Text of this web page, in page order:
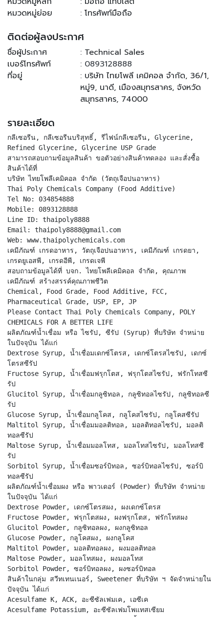
หมวดหมู่ย่อย
: โทรศัพท์มือถือ
ติดต่อผู้ลงประกาศ
ชื่อผู้ประกาศ
: Technical Sales
เบอร์โทรศัพท์
: 0893128888
ที่อยู่
: บริษัท ไทยโพลี เคมิคอล จำกัด, 36/1,
หมู่9, นาดี, เมืองสมุทรสาคร, จังหวัด
สมุทรสาคร, 74000
รายละเอียด
กลีเซอรีน, กลีเซอรีนบริสุทธิ์, รีไฟน์กลีเซอรีน, Glycerine,
Refined Glycerine, Glycerine USP Grade
สามารถสอบถามข้อมูลสินค้า ขอตัวอย่างสินค้าทดลอง และสั่งซื้อ
สินค้าได้ที่
บริษัท ไทยโพลีเคมิคอล จำกัด (วัตถุเจือปนอาหาร)
Thai Poly Chemicals Company (Food Additive)
Tel No: 034854888
Mobile: 0893128888
Line ID: thaipoly8888
Email: thaipoly8888@gmail.com
Web: www.thaipolychemicals.com
เคมีภัณฑ์ เกรดอาหาร, วัตถุเจือปนอาหาร, เคมีภัณฑ์ เกรดยา,
เกรดยูเอสพี, เกรดอีพี, เกรดเจพี
สอบถามข้อมูลได้ที่ บจก. ไทยโพลีเคมิคอล จำกัด, คุณภาพ
เคมีภัณฑ์ สร้างสรรค์คุณภาพชีวิต
Chemical, Food Grade, Food Additive, FCC,
Pharmaceutical Grade, USP, EP, JP
Please Contact Thai Poly Chemicals Company, POLY
CHEMICALS FOR A BETTER LIFE
ผลิตภัณฑ์น้ำเชื่อม หรือ ไซรัป, ซีรัป (Syrup) ที่บริษัท จำหน่าย
ในปัจจุบัน ได้แก่
Dextrose Syrup, น้ำเชื่อมเดกซ์โตรส, เดกซ์โตรสไซรัป, เดกซ์
โตรสซีรัป
Fructose Syrup, น้ำเชื่อมฟรุกโตส, ฟรุกโตสไซรัป, ฟรักโทสซี
รัป
Glucitol Syrup, น้ำเชื่อมกลูซิทอล, กลูซิทอลไซรัป, กลูซิทอลซี
รัป
Glucose Syrup, น้ำเชื่อมกลูโคส, กลูโคสไซรัป, กลูโคสซีรัป
Maltitol Syrup, น้ำเชื่อมมอลติทอล, มอลติทอลไซรัป, มอลติ
ทอลซีรัป
Maltose Syrup, น้ำเชื่อมมอลโทส, มอลโทสไซรัป, มอลโทสซี
รัป
Sorbitol Syrup, น้ำเชื่อมซอร์บิทอล, ซอร์บิทอลไซรัป, ซอร์บิ
ทอลซีรัป
ผลิตภัณฑ์น้ำเชื่อมผง หรือ พาวเดอร์ (Powder) ที่บริษัท จำหน่าย
ในปัจจุบัน ได้แก่
Dextrose Powder, เดกซ์โตรสผง, ผงเดกซ์โตรส
Fructose Powder, ฟรุกโตสผง, ผงฟรุกโตส, ฟรักโทสผง
Glucitol Powder, กลูซิทอลผง, ผงกลูซิทอล
Glucose Powder, กลูโคสผง, ผงกลูโคส
Maltitol Powder, มอลติทอลผง, ผงมอลติทอล
Maltose Powder, มอลโทสผง, ผงมอลโทส
Sorbitol Powder, ซอร์บิทอลผง, ผงซอร์บิทอล
สินค้าในกลุ่ม สวีทเทนเนอร์, Sweetener ที่บริษัท ฯ จัดจำหน่ายใน
ปัจจุบัน ได้แก่
Acesulfame K, ACK, อะซีซัลเฟมเค, เอซีเค
Acesulfame Potassium, อะซีซัลเฟมโพแทสเซียม